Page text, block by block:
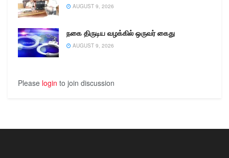
AUGUST 9, 2026
நகை திருடிய வழக்கில் ஒருவர் கைது
AUGUST 9, 2026
Please login to join discussion